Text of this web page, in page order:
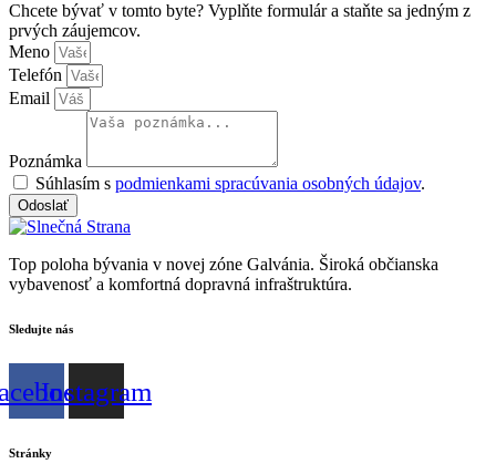
Chcete bývať v tomto byte? Vyplňte formulár a staňte sa jedným z
prvých záujemcov.
Meno
Telefón
Email
Poznámka
Súhlasím s podmienkami spracúvania osobných údajov.
Odoslať
Top poloha bývania v novej zóne Galvánia. Široká občianska
vybavenosť a komfortná dopravná infraštruktúra.
Sledujte nás
Instagram
Stránky